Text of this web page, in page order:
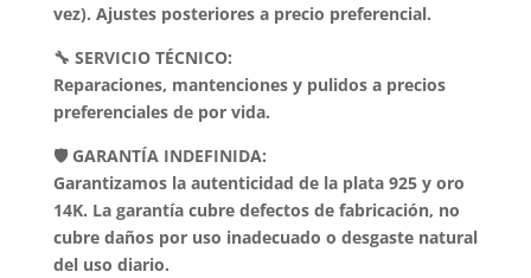
vez). Ajustes posteriores a precio preferencial.
🔧 SERVICIO TÉCNICO:
Reparaciones, mantenciones y pulidos a precios
preferenciales de por vida.
🛡️ GARANTÍA INDEFINIDA:
Garantizamos la autenticidad de la plata 925 y oro
14K. La garantía cubre defectos de fabricación, no
cubre daños por uso inadecuado o desgaste natural
del uso diario.